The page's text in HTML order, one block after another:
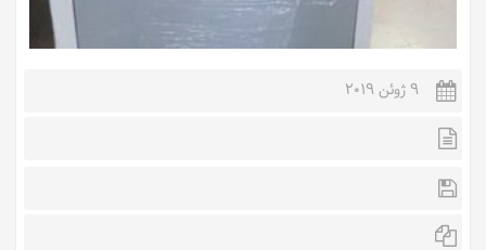
9 ژوئن 2019